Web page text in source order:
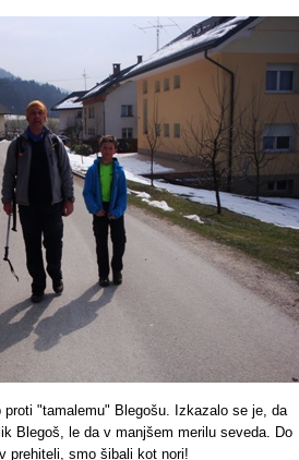
"tamalemu" Blegošu. Izkazalo se je, da
Blegoš, le da v manjšem merilu seveda. Do
prehiteli, smo šibali kot nori!